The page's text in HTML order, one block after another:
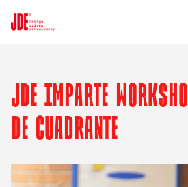
JDE IMPARTE
DE CUADRANTE